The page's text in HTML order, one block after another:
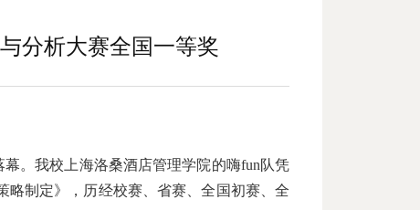
分析大赛全国一等奖
。我校上海洛桑酒店管理学院的嗨fun队凭
制定》，历经校赛、省赛、全国初赛、全